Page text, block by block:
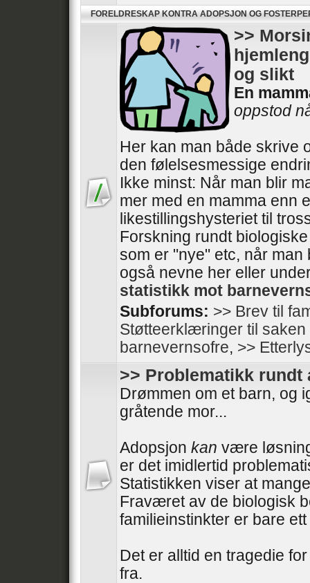
FORELDRESKAP KONTRA ADOPSJON OG
>>
og slikt
En
oppstod
Her kan man både skrive
den følelsesmessige
Ikke minst: Når man blir
mer med en mamma enn
likestillingshysteriet til
Forskning rundt
som er "nye" etc, når man
også nevne her eller
statistikk mot
Subforums: >> Brev til
Støtteerklæringer til saken
barnevernsofre, >>
>> Problematikk rundt
Drømmen om et barn, og
gråtende mor...
Adopsjon kan være
er det imidlertid
Statistikken viser at
Fraværet av de biologisk
familieinstinkter er bare
Det er alltid en tragedie
fra.